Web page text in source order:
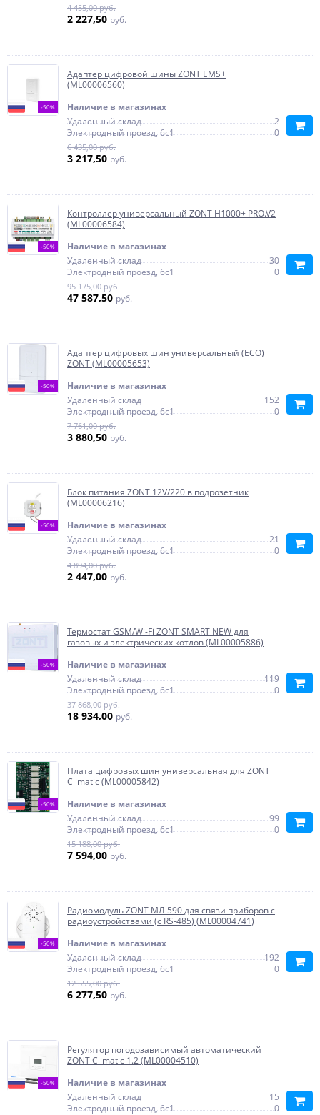
4 455,00 руб.
2 227,50 руб.
-50%
Адаптер цифровой шины ZONT EMS+
(ML00006560)
Наличие в магазинах
Удаленный склад
2
Электродный проезд, 6с1
0
6 435,00 руб.
3 217,50 руб.
-50%
Контроллер универсальный ZONT H1000+ PRO.V2
(ML00006584)
Наличие в магазинах
Удаленный склад
30
Электродный проезд, 6с1
0
95 175,00 руб.
47 587,50 руб.
-50%
Адаптер цифровых шин универсальный (ECO)
ZONT (ML00005653)
Наличие в магазинах
Удаленный склад
152
Электродный проезд, 6с1
0
7 761,00 руб.
3 880,50 руб.
-50%
Блок питания ZONT 12V/220 в подрозетник
(ML00006216)
Наличие в магазинах
Удаленный склад
21
Электродный проезд, 6с1
0
4 894,00 руб.
2 447,00 руб.
-50%
Термостат GSM/Wi-Fi ZONT SMART NEW для
газовых и электрических котлов (ML00005886)
Наличие в магазинах
Удаленный склад
119
Электродный проезд, 6с1
0
37 868,00 руб.
18 934,00 руб.
-50%
Плата цифровых шин универсальная для ZONT
Climatic (ML00005842)
Наличие в магазинах
Удаленный склад
99
Электродный проезд, 6с1
0
15 188,00 руб.
7 594,00 руб.
-50%
Радиомодуль ZONT МЛ-590 для связи приборов с
радиоустройствами (с RS-485) (ML00004741)
Наличие в магазинах
Удаленный склад
192
Электродный проезд, 6с1
0
12 555,00 руб.
6 277,50 руб.
-50%
Регулятор погодозависимый автоматический
ZONT Climatic 1.2 (ML00004510)
Наличие в магазинах
Удаленный склад
15
Электродный проезд, 6с1
0